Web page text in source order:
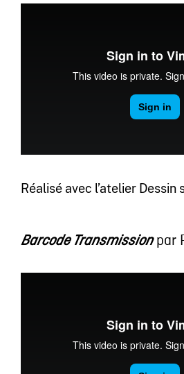
Réalisé avec l’atelier Dessin
Barcode Transmissionpar